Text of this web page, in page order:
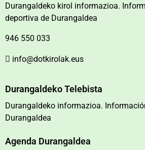
Durangaldeko kirol informazioa.
deportiva de Durangaldea
946 550 033
info@dotkirolak.eus
Durangaldeko Telebista
Durangaldeko informazioa.
Durangaldea
Agenda Durangaldea